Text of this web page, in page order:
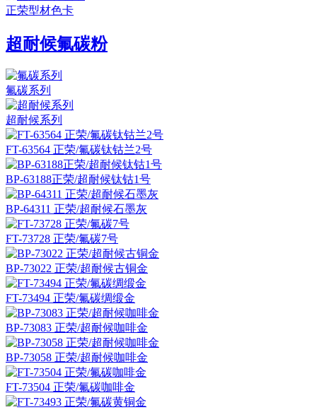
正荣型材色卡
超耐候氟碳粉
氟碳系列
超耐候系列
FT-63564 正荣/氟碳钛钴兰2号
BP-63188正荣/超耐候钛钴1号
BP-64311 正荣/超耐候石墨灰
FT-73728 正荣/氟碳7号
BP-73022 正荣/超耐候古铜金
FT-73494 正荣/氟碳绸缎金
BP-73083 正荣/超耐候咖啡金
BP-73058 正荣/超耐候咖啡金
FT-73504 正荣/氟碳咖啡金